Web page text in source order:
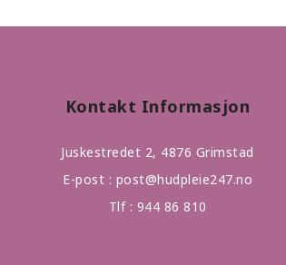
Kontakt Informasjon
Juskestredet 2, 4876 Grimstad
E-post : post@hudpleie247.no
Tlf : 944 86 810